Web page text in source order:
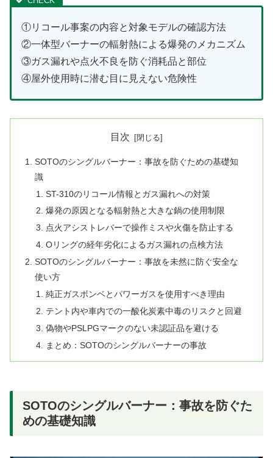
①リコール事案の内容と対象モデルの確認方法
②一体型バーナーの輻射熱による爆発のメカニズム
③ガス漏れや点火不良を防ぐ消耗品と部位
④屋外使用時に潜む目に見えない危険性
目次
SOTOのシングルバーナー：事故を防ぐための基礎知
識
ST-310のリコール情報とガス漏れへの対策
爆発の原因となる輻射熱と大きな鍋の使用制限
点火アシストレバーで操作ミスや火傷を防止する
Oリングの経年劣化によるガス漏れの点検方法
SOTOのシングルバーナー：事故を未然に防ぐ安全な
使い方
純正ガスボンベとパワーガスを使用すべき理由
テント内や車内での一酸化炭素中毒のリスクと回避
偽物やPSLPGマークのない未認証品を避ける
まとめ：SOTOのシングルバーナーの事故
SOTOのシングルバーナー：事故を防ぐた
めの基礎知識